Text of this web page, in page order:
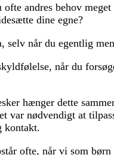
andres behov
dine egne?
selv når du egentlig
når du
hænger dette
var nødvendigt at
kontakt.
ofte, når vi som børn